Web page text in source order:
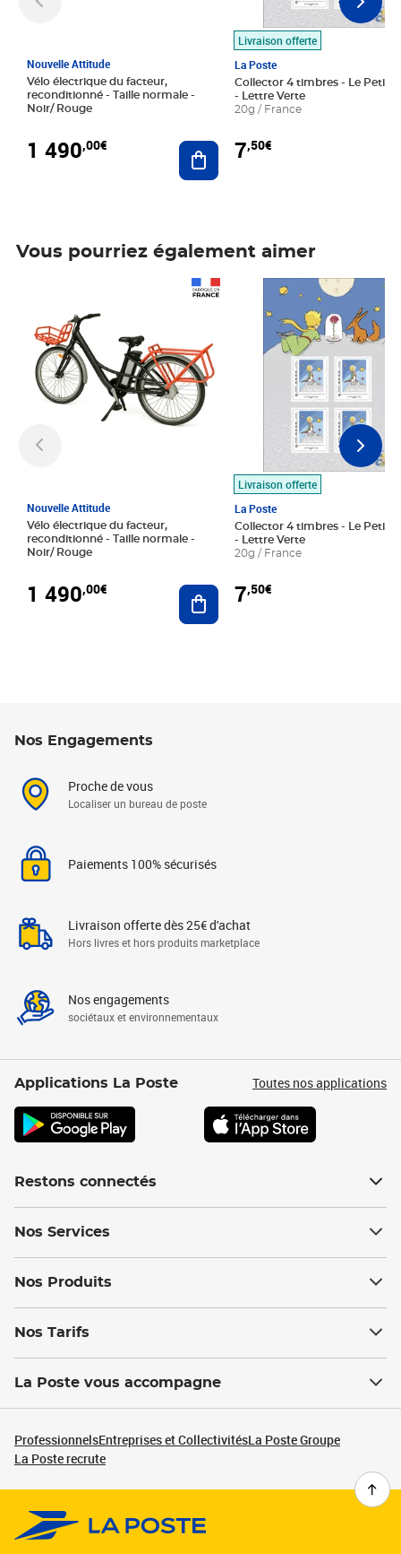
Nouvelle Attitude
Vélo électrique du facteur,
reconditionné - Taille normale -
Noir/ Rouge
1 490,00€ Ajouter au panier
Livraison offerte
La Poste
Collector 4 timbres - Le Petit
- Lettre Verte
20g / France
7,50€
Vous pourriez également aimer
Nouvelle Attitude
Vélo électrique du facteur,
reconditionné - Taille normale -
Noir/ Rouge
1 490,00€ Ajouter au panier
Livraison offerte
La Poste
Collector 4 timbres - Le Petit
- Lettre Verte
20g / France
7,50€
Prix 7,50€
Nos Engagements
Proche de vous
Localiser un bureau de poste
Paiements 100% sécurisés
Livraison offerte dès 25€ d'achat
Hors livres et hors produits marketplace
Nos engagements
sociétaux et environnementaux
Applications La Poste Toutes nos applications
Restons connectés
Nos Services
Nos Produits
Nos Tarifs
La Poste vous accompagne
ProfessionnelsEntreprises et CollectivitésLa Poste Groupe
La Poste recrute